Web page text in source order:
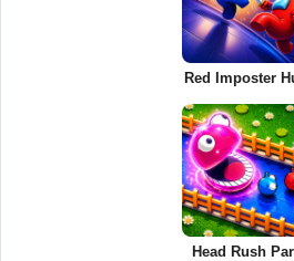
Red Imposter
Head Rush